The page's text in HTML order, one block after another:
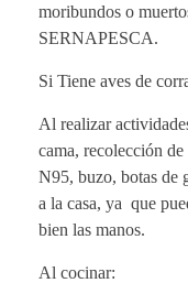
moribundos o
SERNAPESCA.
Si Tiene aves de
Al realizar
cama, recolección
N95, buzo, botas de
a la casa, ya que
bien las manos.
Al cocinar: